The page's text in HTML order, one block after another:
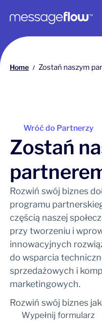
Główna nawigacja
Home / Zostań naszym
Wróć do Partnerzy
Zostań
Rozwiń swój biznes
programu
częścią naszej
przy tworzeniu i
innowacyjnych
do wsparcia
sprzedażowych i
marketingowych.
Rozwiń swój biznes
Wypełnij formularz